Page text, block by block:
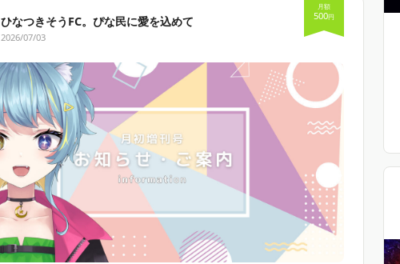
ひなつきそうFC。ぴな民に愛を込めて
2026/07/03
月額
500円